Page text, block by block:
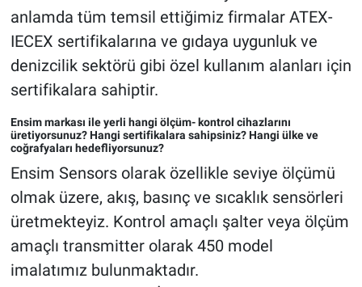
anlamda tüm temsil ettiğimiz firmalar ATEX-
IECEX sertifikalarına ve gıdaya uygunluk ve
denizcilik sektörü gibi özel kullanım alanları için
sertifikalara sahiptir.
Ensim markası ile yerli hangi ölçüm- kontrol cihazlarını
üretiyorsunuz? Hangi sertifikalara sahipsiniz? Hangi ülke ve
coğrafyaları hedefliyorsunuz?
Ensim Sensors olarak özellikle seviye ölçümü
olmak üzere, akış, basınç ve sıcaklık sensörleri
üretmekteyiz. Kontrol amaçlı şalter veya ölçüm
amaçlı transmitter olarak 450 model
imalatımız bulunmaktadır.